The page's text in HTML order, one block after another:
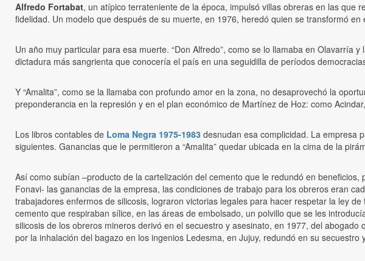
Alfredo Fortabat, un atípico terrateniente de la época, impulsó villas obreras en las que
fidelidad. Un modelo que después de su muerte, en 1976, heredó quien se transformó
Un año muy particular para esa muerte. “Don Alfredo”, como se lo llamaba en
dictadura más sangrienta que conocería el país en una seguidilla de períodos
Y “Amalita”, como se la llamaba con profundo amor en la zona, no desaprovechó la
preponderancia en la represión y en el plan económico de Martínez de Hoz: como
Los libros contables de Loma Negra 1975-1983 desnudan esa complicidad. La empresa
siguientes. Ganancias que le permitieron a “Amalita” quedar ubicada en la cima de la
Así como subían –producto de la cartelización del cemento que le redundó en
Fonavi- las ganancias de la empresa, las condiciones de trabajo para los obreros eran
trabajadores enfermos de silicosis, lograron victorias legales para hacer respetar la ley
cemento que respiraban sílice, en las áreas de embolsado, un polvillo que se les
silicosis de los obreros mineros derivó en el secuestro y asesinato, en 1977, del
por la inhalación del bagazo en los ingenios Ledesma, en Jujuy, redundó en su